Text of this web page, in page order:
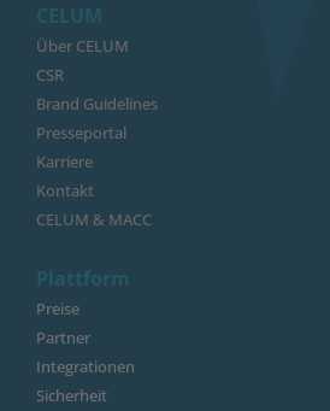
CELUM
Über CELUM
CSR
Brand Guidelines
Presseportal
Karriere
Kontakt
CELUM & MACC
Plattform
Preise
Partner
Integrationen
Sicherheit